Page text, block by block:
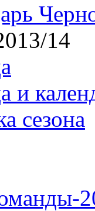
14
и
сезона